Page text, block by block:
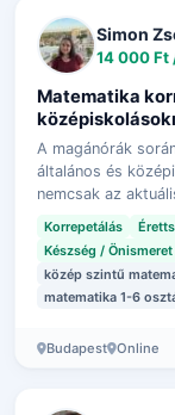
Simon
14 000 Ft
Matematika
A magánórák
általános és
nemcsak az
alapok kialakítása
Korrepetálás
Készség / Önismeret
közép szintű
matematika 1-6
Budapest Online